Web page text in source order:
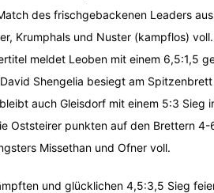
des frischgebackenen Leaders
Krumphals und Nuster (kampflos)
meldet Leoben mit einem 6,5:1,5
Shengelia besiegt am
auch Gleisdorf mit einem 5:3 Sieg
Oststeirer punkten auf den Brettern
Missethan und Ofner voll.
und glücklichen 4,5:3,5 Sieg